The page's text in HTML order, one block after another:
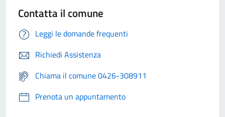
Contatta il comune
Leggi le domande frequenti
Richiedi Assistenza
Chiama il comune 0426-308911
Prenota un appuntamento